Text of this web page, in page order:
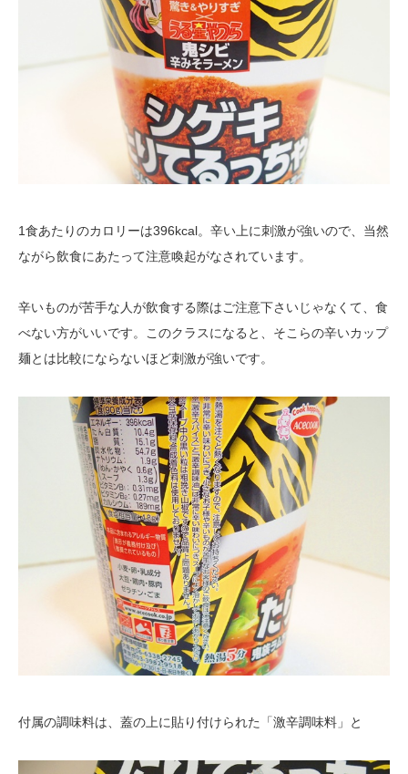
1食あたりのカロリーは396kcal。辛い上に刺激が強いので、当然
ながら飲食にあたって注意喚起がなされています。
辛いものが苦手な人が飲食する際はご注意下さいじゃなくて、食
べない方がいいです。このクラスになると、そこらの辛いカップ
麺とは比較にならないほど刺激が強いです。
付属の調味料は、蓋の上に貼り付けられた「激辛調味料」と